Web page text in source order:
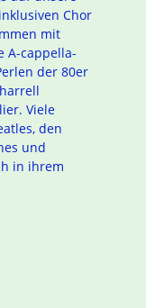
Chor
mit
A-cappella-
der 80er
Viele
den
und
in ihrem